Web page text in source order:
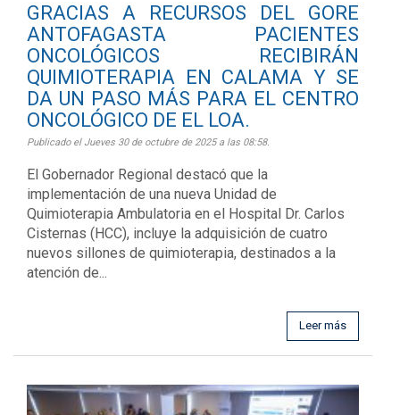
GRACIAS A RECURSOS DEL GORE
ANTOFAGASTA PACIENTES
ONCOLÓGICOS RECIBIRÁN
QUIMIOTERAPIA EN CALAMA Y SE
DA UN PASO MÁS PARA EL CENTRO
ONCOLÓGICO DE EL LOA.
Publicado el Jueves 30 de octubre de 2025 a las 08:58.
El Gobernador Regional destacó que la
implementación de una nueva Unidad de
Quimioterapia Ambulatoria en el Hospital Dr. Carlos
Cisternas (HCC), incluye la adquisición de cuatro
nuevos sillones de quimioterapia, destinados a la
atención de...
Leer más